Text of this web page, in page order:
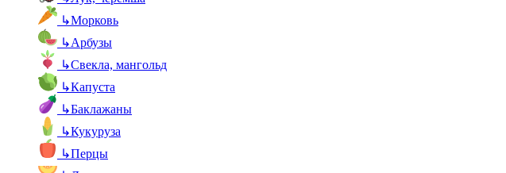
↳Морковь
↳Арбузы
↳Свекла, мангольд
↳Капуста
↳Баклажаны
↳Кукуруза
↳Перцы